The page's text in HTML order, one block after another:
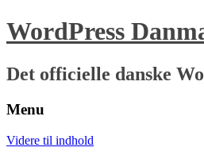
WordPress
Det officielle danske
Menu
Videre til indhold